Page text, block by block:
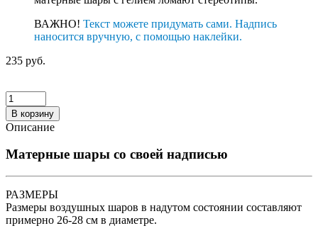
ВАЖНО! Текст можете придумать сами. Надпись
наносится вручную, с помощью наклейки.
235 руб.
В корзину
Описание
Матерные шары со своей надписью
РАЗМЕРЫ
Размеры воздушных шаров в надутом состоянии составляют
примерно 26-28 см в диаметре.